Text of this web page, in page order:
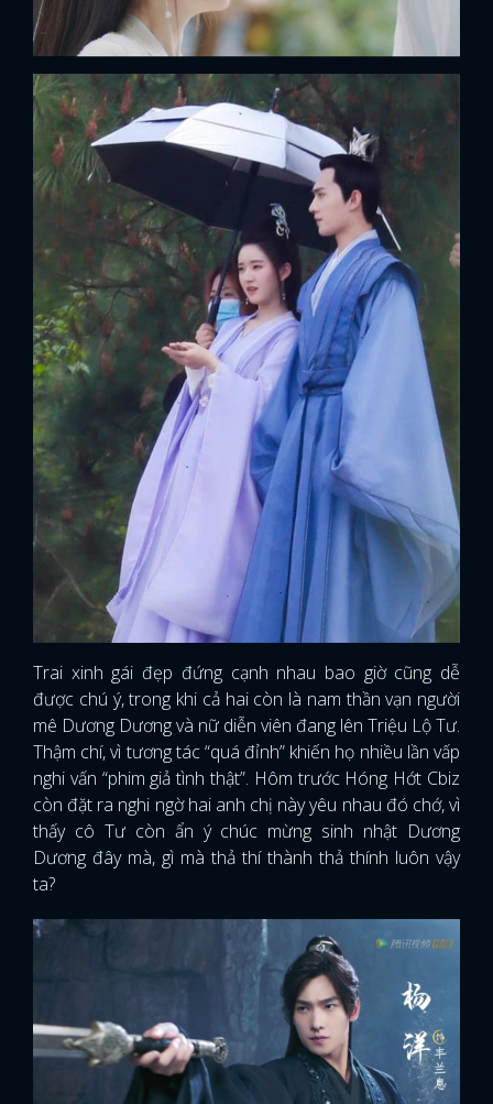
Trai xinh gái đẹp đứng cạnh nhau bao giờ cũng dễ
được chú ý, trong khi cả hai còn là nam thần vạn người
mê Dương Dương và nữ diễn viên đang lên Triệu Lộ Tư.
Thậm chí, vì tương tác “quá đỉnh” khiến họ nhiều lần vấp
nghi vấn “phim giả tình thật”. Hôm trước Hóng Hớt Cbiz
còn đặt ra nghi ngờ hai anh chị này yêu nhau đó chớ, vì
thấy cô Tư còn ẩn ý chúc mừng sinh nhật Dương
Dương đây mà, gì mà thả thí thành thả thính luôn vậy
ta?